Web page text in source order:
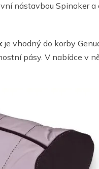
nástavbou Spinaker a
je vhodný do korby
pásy. V nabídce v